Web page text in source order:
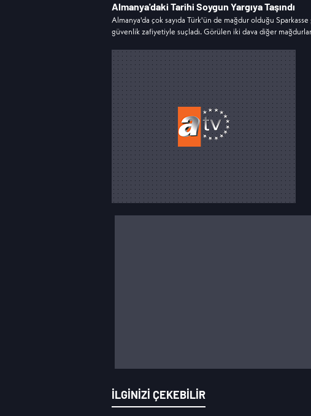
Almanya'daki Tarihi Soygun Yargıya Taşındı
Almanya'da çok sayıda Türk'ün de mağdur olduğu
güvenlik zafiyetiyle suçladı. Görülen iki dava diğer
İLGİNİZİ ÇEKEBİLİR